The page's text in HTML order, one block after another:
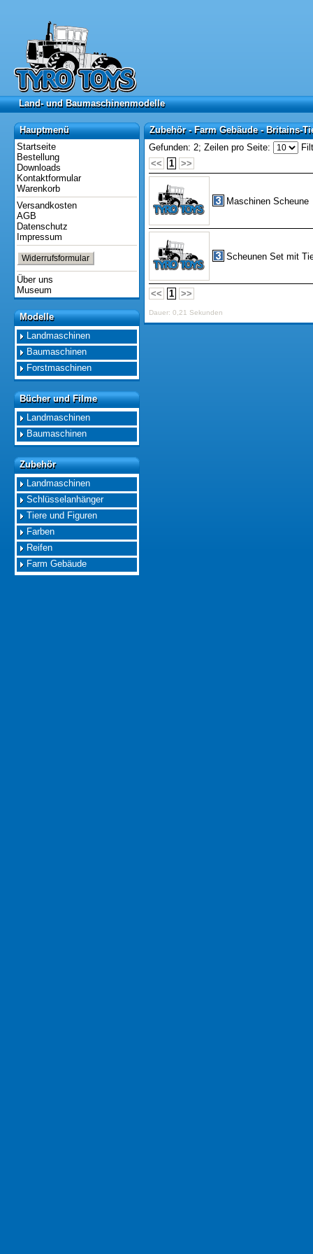
Land- und Baumaschinenmodelle
Land- und Baumaschinenmodelle
Hauptmenü
Hauptmenü
Startseite
Bestellung
Downloads
Kontaktformular
Warenkorb
Versandkosten
AGB
Datenschutz
Impressum
Widerrufsformular
Über uns
Museum
Modelle
Modelle
Landmaschinen
Baumaschinen
Forstmaschinen
Bücher und Filme
Bücher und Filme
Landmaschinen
Baumaschinen
Zubehör
Zubehör
Landmaschinen
Schlüsselanhänger
Tiere und Figuren
Farben
Reifen
Farm Gebäude
Zubehör - Farm Gebäude - Britains-
Zubehör - Farm Gebäude - Britains-
Gefunden: 2; Zeilen pro Seite:
<<
1 >>
Maschinen Scheune
Scheunen Set mit
<< 1 >>
Dauer: 0,21 Sekunden